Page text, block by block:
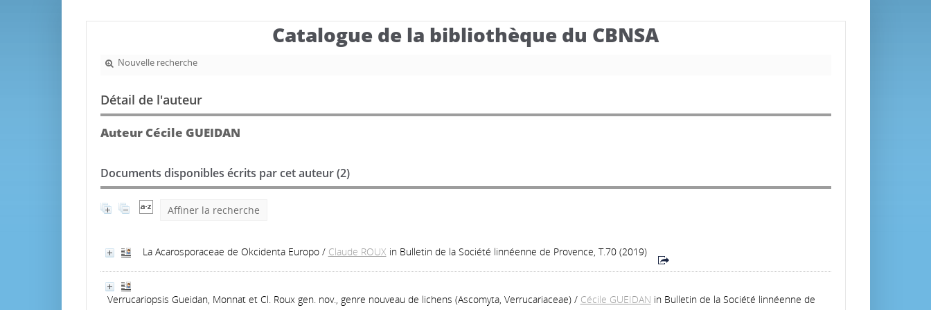
Catalogue de la bibliothèque du CBNSA
Nouvelle recherche
Détail de l'auteur
Auteur Cécile GUEIDAN
Documents disponibles écrits par cet auteur (2)
Affiner la recherche
La Acarosporaceae de Okcidenta Europo/ Claude ROUX in Bulletin de la Société linnéenne de Provence, T.70 (2019)
Verrucariopsis Gueidan, Monnat et Cl. Roux gen. nov., genre nouveau de lichens (Ascomyta, Verrucariaceae)/ Cécile GUEIDAN in Bulletin de la Société linnéenne de